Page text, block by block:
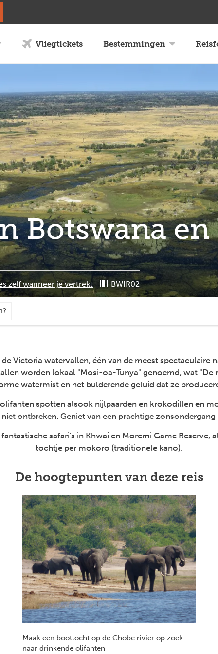
Vliegtickets Bestemmingen
Botswana
zelf wanneer je vertrekt BWIR02
Victoria watervallen, één van de meest
worden lokaal "Mosi-oa-Tunya" genoemd, wat
watermist en het bulderende geluid dat ze
spotten alsook nijlpaarden en krokodillen en
ontbreken. Geniet van een prachtige
safari's in Khwai en Moremi Game Reserve,
tochtje per mokoro (traditionele kano).
De hoogtepunten van deze reis
Maak een boottocht op de Chobe rivier op zoek
naar drinkende olifanten